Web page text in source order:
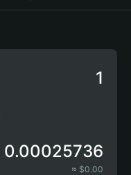
0.00025736
≈ $0.00